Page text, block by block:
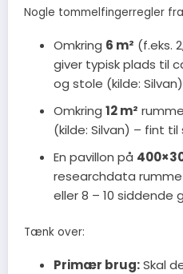
Nogle tommelfingerregler
Omkring 6 m² (f.eks.
giver typisk plads til
og stole (kilde:
Omkring 12 m²
(kilde: Silvan) – fint
En pavillon på
researchdata
eller 8 – 10 siddende
Tænk over:
Primær brug:Skal